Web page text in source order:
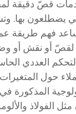
قصّ دقيقة
يضطلعون
فهم طريقة
أو نقش أو
حول
المذكورة
الفولاذ